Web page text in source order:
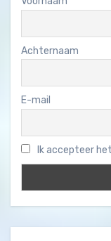
Achternaam
E-mail
Ik accepteer